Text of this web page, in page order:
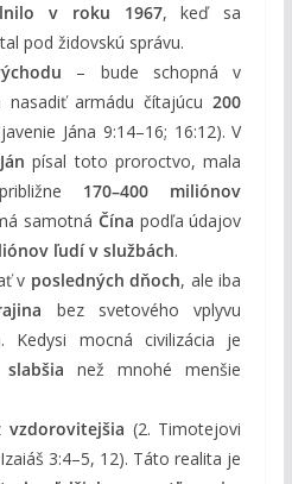
v roku 1967, keď sa
pod židovskú správu.
– bude schopná v
nasadiť armádu čítajúcu200
Jána 9:14–16; 16:12). V
písal toto proroctvo, mala
170–400 miliónov
samotná Čína podľa údajov
ľudí v službách.
v posledných dňoch, ale iba
bez svetového vplyvu
Kedysi mocná civilizácia je
než mnohé menšie
vzdorovitejšia (2. Timotejovi
3:4–5, 12). Táto realita je